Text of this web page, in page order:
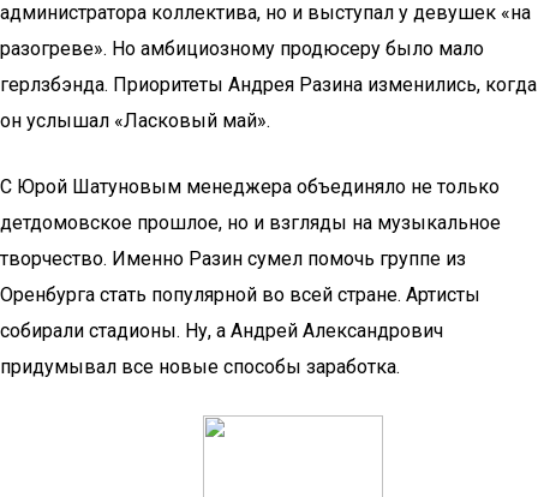
администратора коллектива, но и выступал у девушек «на
разогреве». Но амбициозному продюсеру было мало
герлзбэнда. Приоритеты Андрея Разина изменились, когда
он услышал «Ласковый май».
С Юрой Шатуновым менеджера объединяло не только
детдомовское прошлое, но и взгляды на музыкальное
творчество. Именно Разин сумел помочь группе из
Оренбурга стать популярной во всей стране. Артисты
собирали стадионы. Ну, а Андрей Александрович
придумывал все новые способы заработка.